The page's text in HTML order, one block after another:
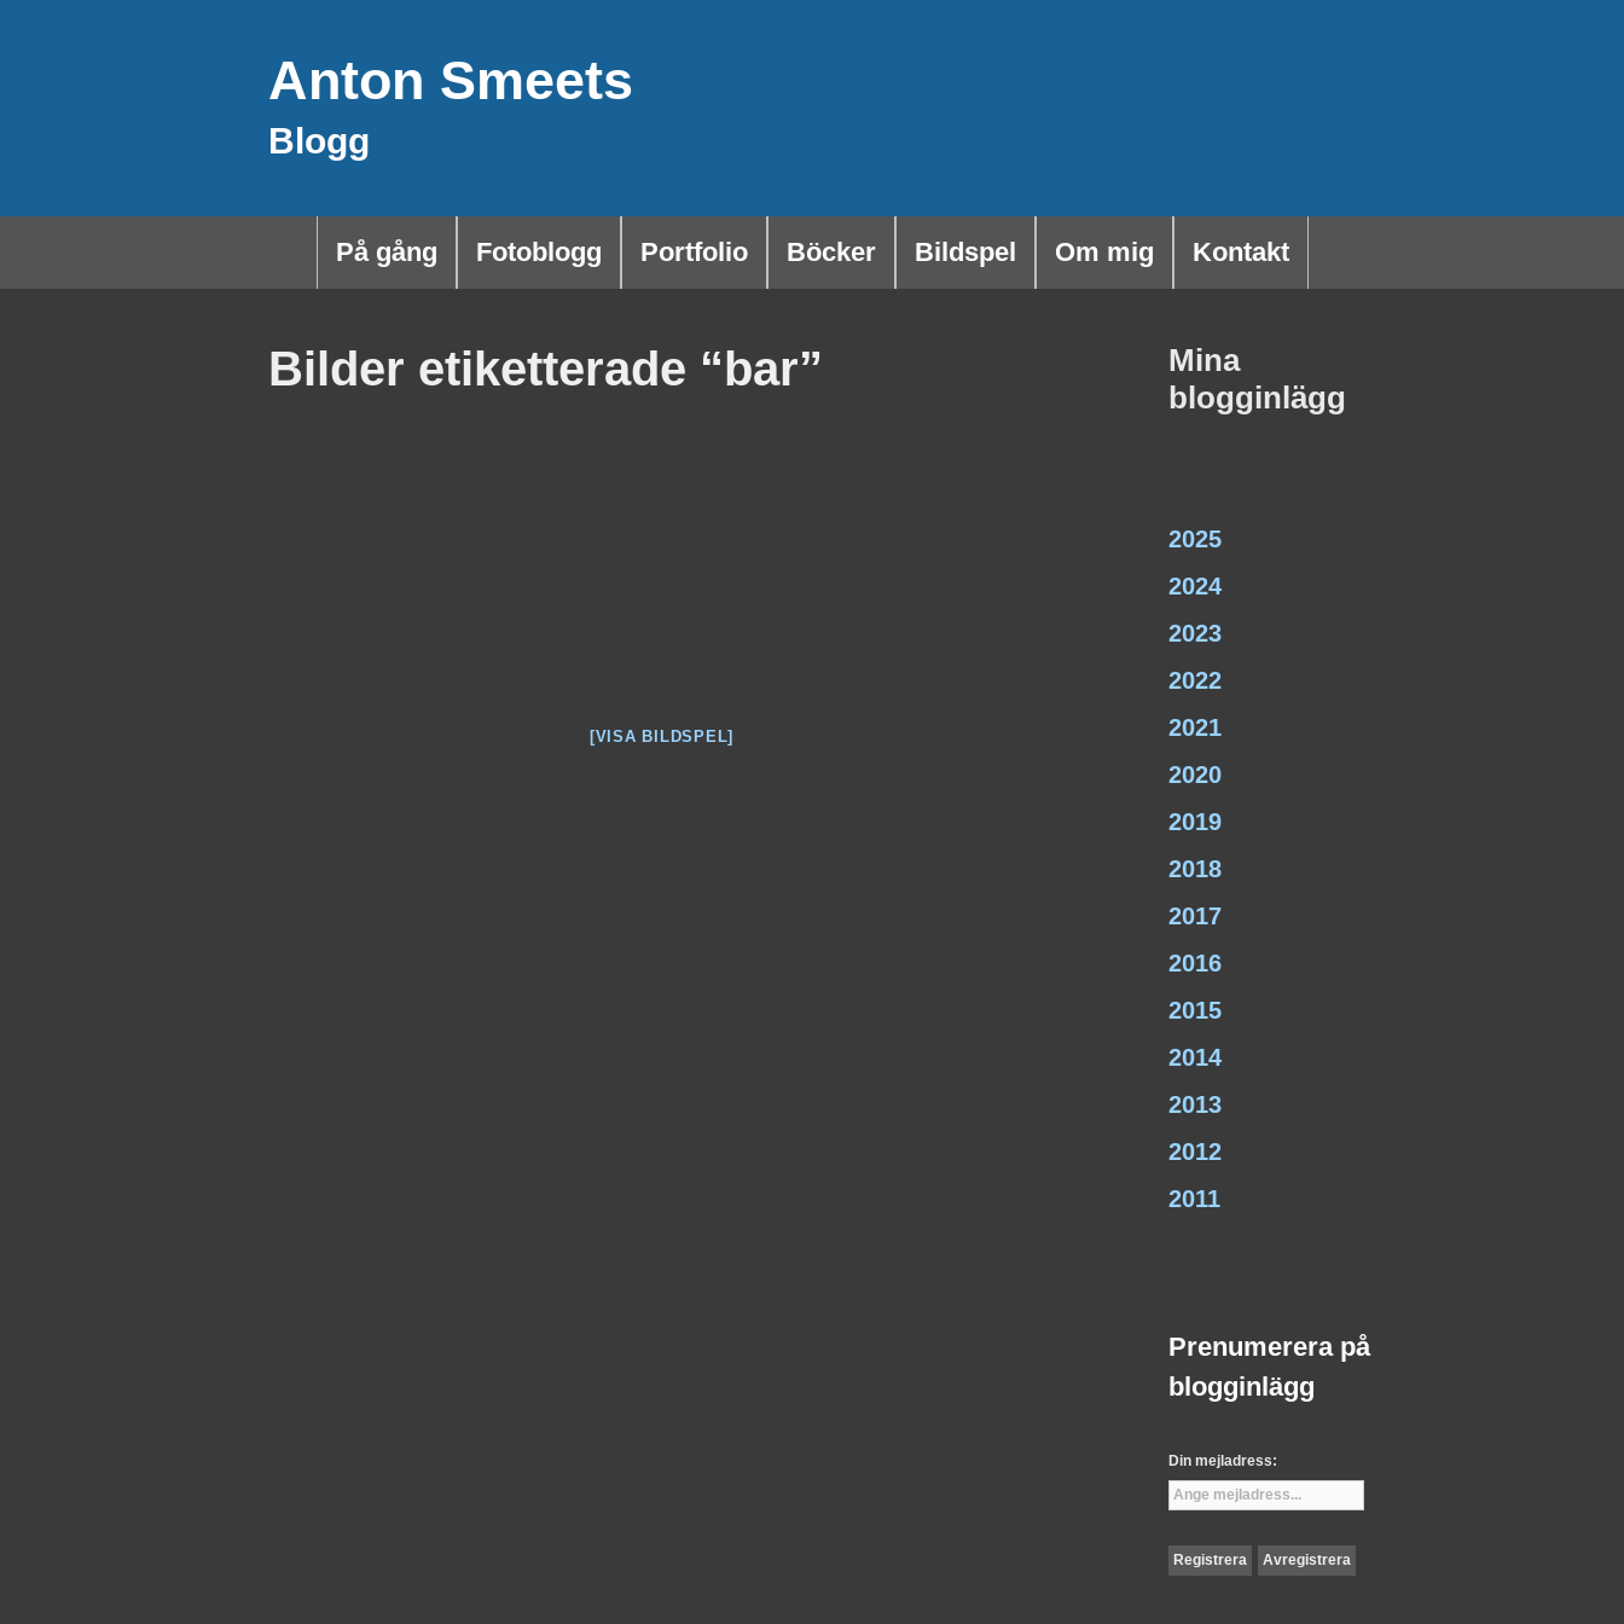
Anton Smeets
Blogg
På gång Fotoblogg Portfolio Böcker Bildspel Om mig Kontakt
Bilder etiketterade “bar”
[VISA BILDSPEL]
Mina
blogginlägg
2025
2024
2023
2022
2021
2020
2019
2018
2017
2016
2015
2014
2013
2012
2011
Prenumerera på
blogginlägg
Din mejladress: